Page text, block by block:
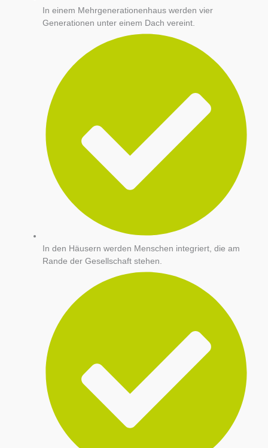
In einem Mehrgenerationenhaus werden vier
Generationen unter einem Dach vereint.
In den Häusern werden Menschen integriert, die am
Rande der Gesellschaft stehen.